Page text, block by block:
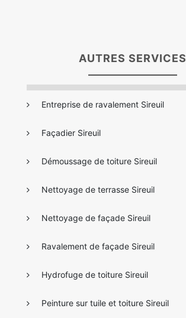
AUTRES SERVICES
Entreprise de ravalement Sireuil
Façadier Sireuil
Démoussage de toiture Sireuil
Nettoyage de terrasse Sireuil
Nettoyage de façade Sireuil
Ravalement de façade Sireuil
Hydrofuge de toiture Sireuil
Peinture sur tuile et toiture Sireuil